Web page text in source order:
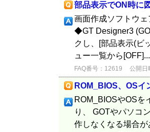
部品表示でON時に
画面作成ソフトウ
◆GT Designer3
クし、[部品表示(ビ
ュー一覧から
FAQ番号：12619 公開日
ROM_BIOS、OSイ
ROM_BIOSやOSを
り、 GOTやパソコ
作しなくなる場合